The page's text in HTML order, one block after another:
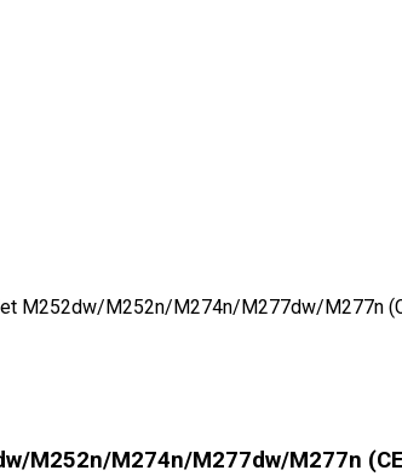
M252dw/M252n/M274n/M277dw/M277n
M252n/M274n/M277dw/M277n